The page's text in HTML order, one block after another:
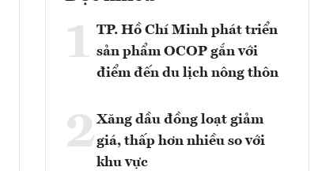
1 TP. Hồ Chí Minh phát triển
sản phẩm OCOP gắn với
điểm đến du lịch nông thôn
2Xăng dầu đồng loạt giảm
giá, thấp hơn nhiều so với
khu vực